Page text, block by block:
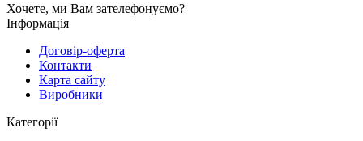
Хочете, ми Вам зателефонуємо?
Інформація
Договір-оферта
Контакти
Карта сайту
Виробники
Категорії